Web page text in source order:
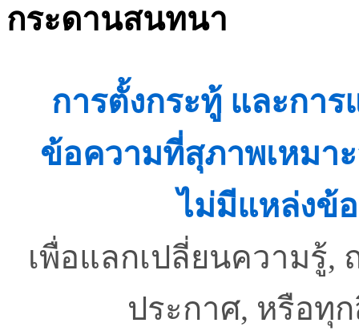
กระดานสนทนา
การตั้งกระทู้ และกา
ข้อความที่สุภาพเหมา
ไม่มีแหล่งข้
เพื่อแลกเปลี่ยนความรู้
ประกาศ, หรือทุ